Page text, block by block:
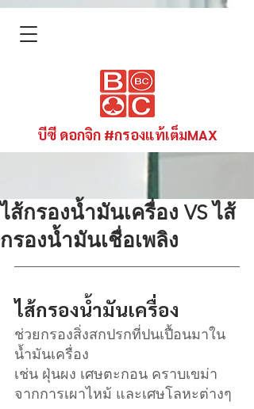
บีซี ดอกจิก #กรองแท้เต็มMAX
ไส้กรองน้ำมันเครื่อง VS ไส้
กรองน้ำมันเชื่อเพลิง
ไส้กรองน้ำมันเครื่อง
ช่วยกรองสิ่งสกปรกที่ปนเปื้อนมาใน
น้ำมันเครื่อง
เช่น ฝุ่นผง เศษตะกอน คราบเขม่า
จากการเผาไหม้ และเศษโลหะต่างๆ